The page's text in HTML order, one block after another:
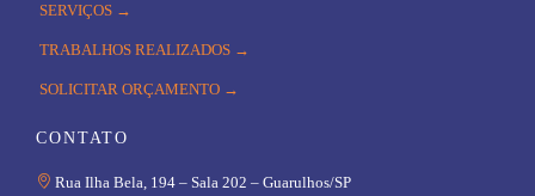
SERVIÇOS →
TRABALHOS REALIZADOS →
SOLICITAR ORÇAMENTO →
CONTATO
 Rua Ilha Bela, 194 – Sala 202 – Guarulhos/SP